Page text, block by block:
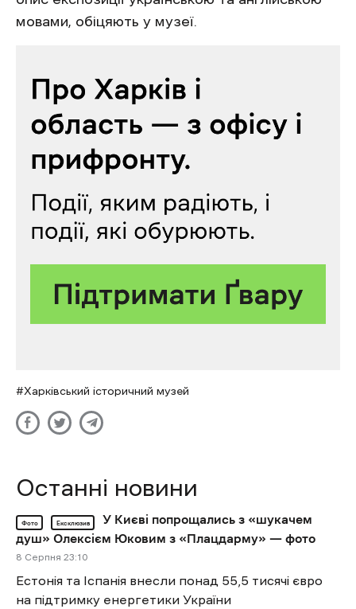
мовами, обіцяють у музеї.
Харківський історичний музей
Останні новини
Фото Ексклюзив
У Києві попрощались з «шукачем
душ» Олексієм Юковим з «Плацдарму» — фото
8 Cерпня 23:10
Естонія та Іспанія внесли понад 55,5 тисячі євро
на підтримку енергетики України